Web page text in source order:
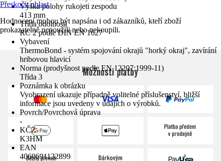
Výška polohy rukojeti zespodu
413 mm
Třída odolnosti
RC 2 podle DIN EN 1627
Vybavení
ThermoBond - systém spojování okrajů "horký okraj", zavírání
hribovou hlavicí
Norma (prodyšnost podle EN 12207:1999-11)
Třída 3
Poznámka k obrázku
Vyobrazení ukazuje případně volitelné příslušenství, bližší
informace jsou uvedeny v údajích o výrobků.
Povrch/Povrchová úprava
-
KČZ
K3HM
EAN
4060691132899
Přeskočit oblast
Hodnocení mohou být napsána i od zákazníků, kteří zboží
prokazatelně nepoužili nebo nekoupili.
Možnosti platby